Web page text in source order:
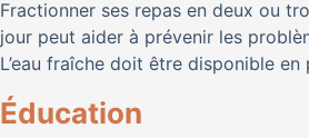
Fractionner ses repas en deux ou
jour peut aider à prévenir les
L’eau fraîche doit être disponible en
Éducation